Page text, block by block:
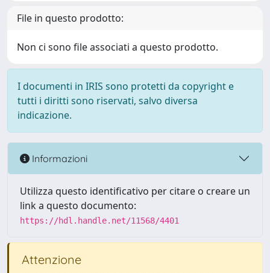
File in questo prodotto:
Non ci sono file associati a questo prodotto.
I documenti in IRIS sono protetti da copyright e
tutti i diritti sono riservati, salvo diversa
indicazione.
Informazioni
Utilizza questo identificativo per citare o creare un
link a questo documento:
https://hdl.handle.net/11568/4401
Attenzione